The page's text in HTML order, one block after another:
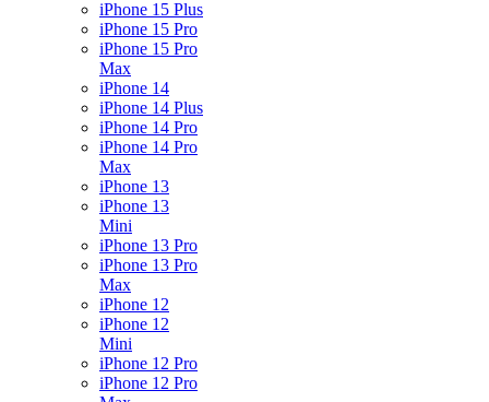
iPhone 15 Plus
iPhone 15 Pro
iPhone 15 Pro
Max
iPhone 14
iPhone 14 Plus
iPhone 14 Pro
iPhone 14 Pro
Max
iPhone 13
iPhone 13
Mini
iPhone 13 Pro
iPhone 13 Pro
Max
iPhone 12
iPhone 12
Mini
iPhone 12 Pro
iPhone 12 Pro